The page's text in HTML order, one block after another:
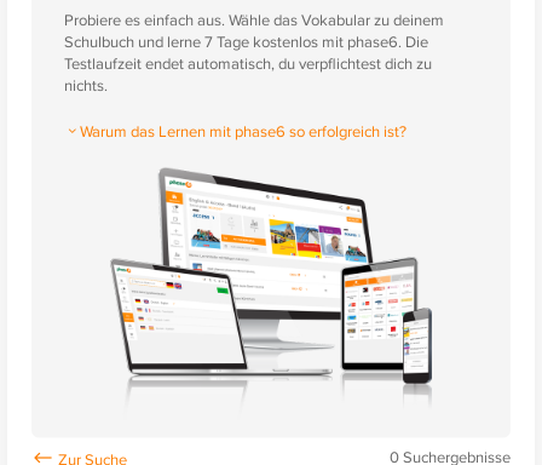
Probiere es einfach aus. Wähle das Vokabular zu deinem
Schulbuch und lerne 7 Tage kostenlos mit phase6. Die
Testlaufzeit endet automatisch, du verpflichtest dich zu
nichts.
Warum das Lernen mit phase6 so erfolgreich ist?
0Suchergebnisse